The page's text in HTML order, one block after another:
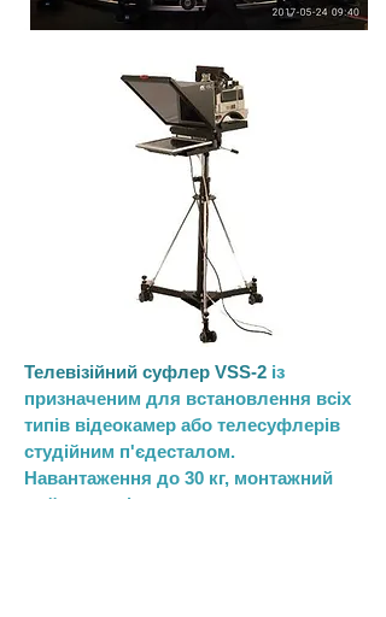
Телевізійний суфлер VSS-2 із
призначеним для встановлення всіх
типів відеокамер або телесуфлерів
студійним п'єдесталом.
Навантаження до 30 кг, монтажний
майданчик із регульованим нахилом.